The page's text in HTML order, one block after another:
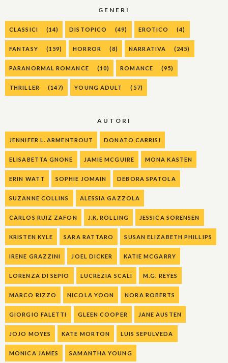
GENERI
CLASSICI (14) DISTOPICO (49) EROTICO (4)
FANTASY (159) HORROR (8) NARRATIVA (245)
PARANORMAL ROMANCE (10) ROMANCE (95)
THRILLER (147) YOUNG ADULT (57)
AUTORI
JENNIFER L. ARMENTROUT DONATO CARRISI
ELISABETTA GNONE JAMIE MCGUIRE MONA KASTEN
ERIN WATT SOPHIE JOMAIN DEBORA SPATOLA
SUZANNE COLLINS ALESSIA GAZZOLA
CARLOS RUIZ ZAFON J.K. ROLLING JESSICA SORENSEN
KRISTEN KYLE SARA RATTARO SUSAN ELIZABETH PHILLIPS
IRENE GRAZZINI JOEL DICKER KATIE MCGARRY
LORENZA DI SEPIO LUCREZIA SCALI M.G. REYES
MARCO RIZZO NICOLA YOON NORA ROBERTS
GIORGIO FALETTI GLEEN COOPER JANE AUSTEN
JOJO MOYES KATE MORTON LUIS SEPULVEDA
MONICA JAMES SAMANTHA YOUNG